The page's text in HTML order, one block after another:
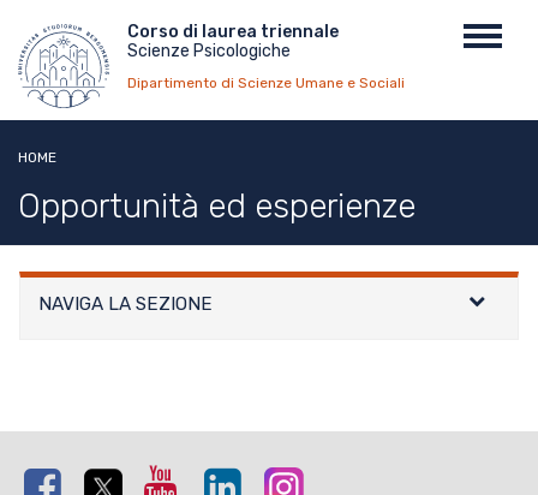
contenuto
principale
Menu
top
Corso di laurea triennale
Scienze Psicologiche
Dipartimento di Scienze Umane e Sociali
HOME
Opportunità ed esperienze
NAVIGA LA SEZIONE
Facebook Twitter Youtube Linkedin